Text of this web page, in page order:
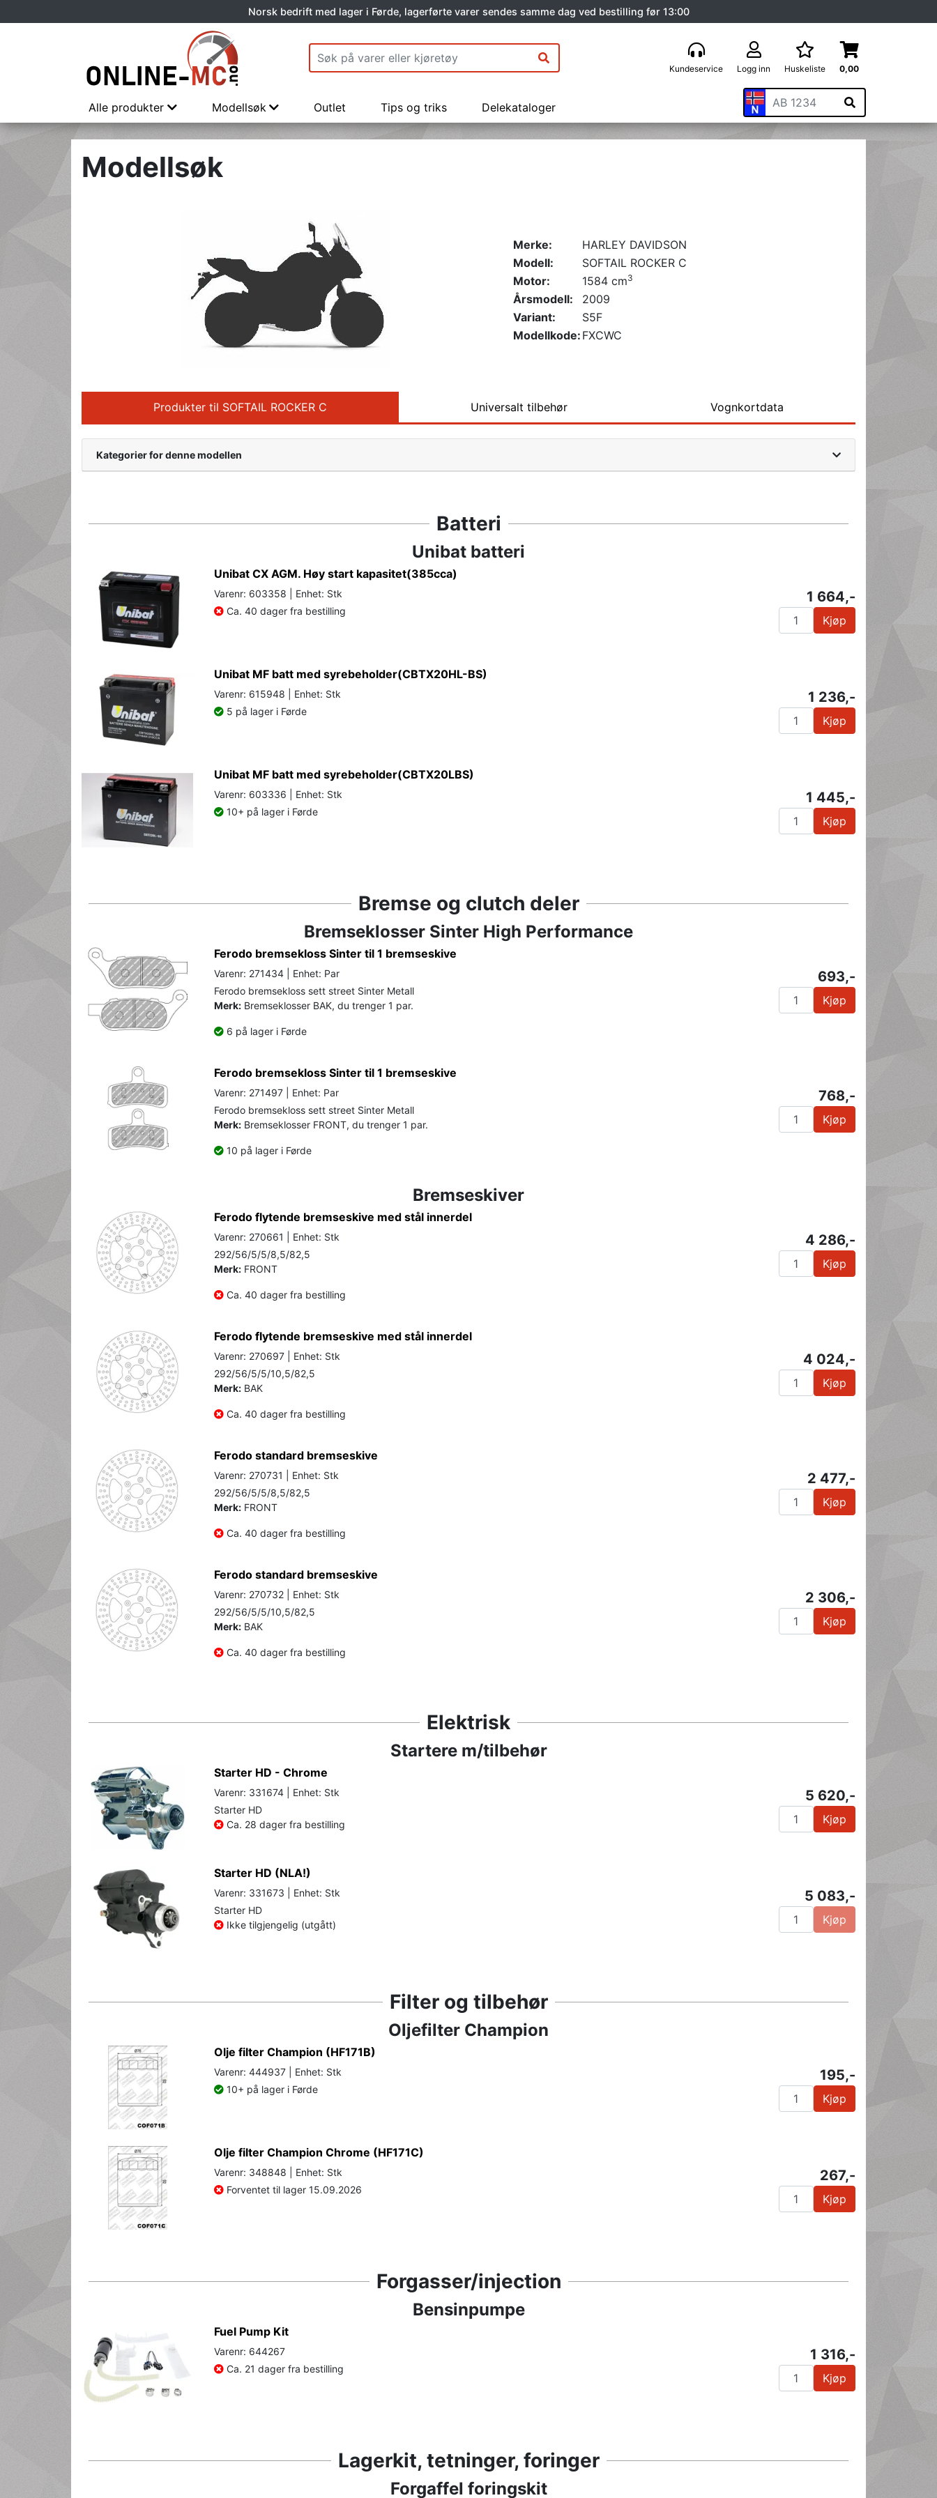
Norsk bedrift med lager i Førde, lagerførte varer sendes samme dag ved bestilling før 13:00
Kundeservice Logg inn Huskeliste 0,00
Alle produkter Modellsøk Outlet Tips og triks Delekataloger
Modellsøk
Merke:
HARLEY DAVIDSON
Modell:
SOFTAIL ROCKER C
Motor:
1584 cm3
Årsmodell:
2009
Variant:
S5F
Modellkode: FXCWC
Produkter til SOFTAIL ROCKER C Universalt tilbehør Vognkortdata
Kategorier for denne modellen
Batteri
Unibat batteri
Unibat CX AGM. Høy start kapasitet(385cca)
Varenr: 603358 | Enhet: Stk
Ca. 40 dager fra bestilling
1 664,-
Kjøp
Unibat MF batt med syrebeholder(CBTX20HL-BS)
Varenr: 615948 | Enhet: Stk
5 på lager i Førde
1 236,-
Kjøp
Unibat MF batt med syrebeholder(CBTX20LBS)
Varenr: 603336 | Enhet: Stk
10+ på lager i Førde
1 445,-
Kjøp
Bremse og clutch deler
Bremseklosser Sinter High Performance
Ferodo bremsekloss Sinter til 1 bremseskive
Varenr: 271434 | Enhet: Par
Ferodo bremsekloss sett street Sinter Metall
Merk: Bremseklosser BAK, du trenger 1 par.
6 på lager i Førde
693,-
Kjøp
Ferodo bremsekloss Sinter til 1 bremseskive
Varenr: 271497 | Enhet: Par
Ferodo bremsekloss sett street Sinter Metall
Merk: Bremseklosser FRONT, du trenger 1 par.
10 på lager i Førde
768,-
Kjøp
Bremseskiver
Ferodo flytende bremseskive med stål innerdel
Varenr: 270661 | Enhet: Stk
292/56/5/5/8,5/82,5
Merk: FRONT
Ca. 40 dager fra bestilling
4 286,-
Kjøp
Ferodo flytende bremseskive med stål innerdel
Varenr: 270697 | Enhet: Stk
292/56/5/5/10,5/82,5
Merk: BAK
Ca. 40 dager fra bestilling
4 024,-
Kjøp
Ferodo standard bremseskive
Varenr: 270731 | Enhet: Stk
292/56/5/5/8,5/82,5
Merk: FRONT
Ca. 40 dager fra bestilling
2 477,-
Kjøp
Ferodo standard bremseskive
Varenr: 270732 | Enhet: Stk
292/56/5/5/10,5/82,5
Merk: BAK
Ca. 40 dager fra bestilling
2 306,-
Kjøp
Elektrisk
Startere m/tilbehør
Starter HD - Chrome
Varenr: 331674 | Enhet: Stk
Starter HD
Ca. 28 dager fra bestilling
5 620,-
Kjøp
Starter HD (NLA!)
Varenr: 331673 | Enhet: Stk
Starter HD
Ikke tilgjengelig (utgått)
5 083,-
Kjøp
Filter og tilbehør
Oljefilter Champion
Olje filter Champion (HF171B)
Varenr: 444937 | Enhet: Stk
10+ på lager i Førde
195,-
Kjøp
Olje filter Champion Chrome (HF171C)
Varenr: 348848 | Enhet: Stk
Forventet til lager 15.09.2026
267,-
Kjøp
Forgasser/injection
Bensinpumpe
Fuel Pump Kit
Varenr: 644267
Ca. 21 dager fra bestilling
1 316,-
Kjøp
Lagerkit, tetninger, foringer
Forgaffel foringskit